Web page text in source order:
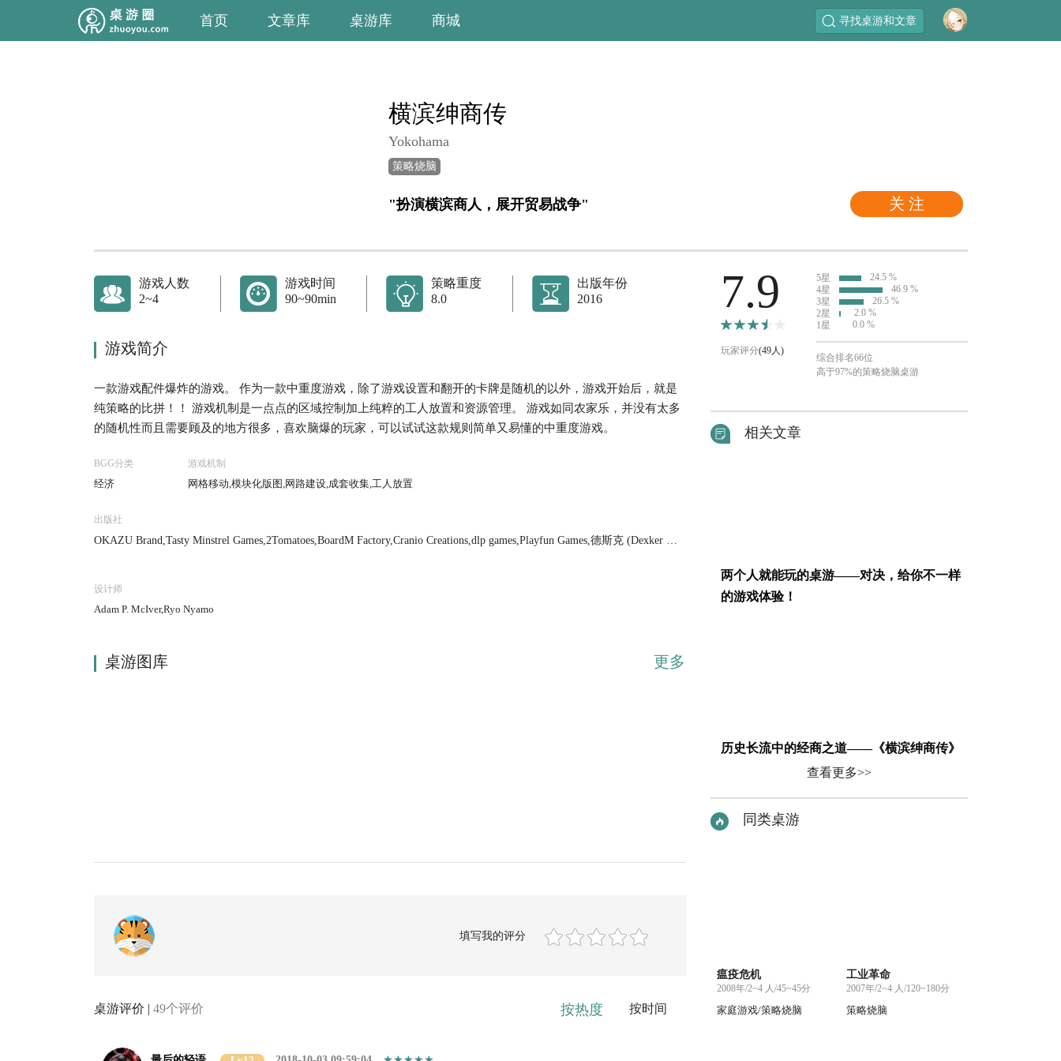
首页 文章库 桌游库 商城 寻找桌游和文章
关 注
横滨绅商传
Yokohama
策略烧脑
"扮演横滨商人，展开贸易战争"
游戏人数
2~4
游戏时间
90~90min
策略重度
8.0
出版年份
2016
游戏简介
一款游戏配件爆炸的游戏。 作为一款中重度游戏，除了游戏设置和翻开的卡牌是随机的以外，游戏开始后，就是
纯策略的比拼！！ 游戏机制是一点点的区域控制加上纯粹的工人放置和资源管理。 游戏如同农家乐，并没有太多
的随机性而且需要顾及的地方很多，喜欢脑爆的玩家，可以试试这款规则简单又易懂的中重度游戏。
BGG分类
经济
游戏机制
网格移动,模块化版图,网路建设,成套收集,工人放置
出版社
OKAZU Brand,Tasty Minstrel Games,2Tomatoes,BoardM Factory,Cranio Creations,dlp games,Playfun Games,德斯克 (Dexker Ga
设计师
Adam P. McIver,Ryo Nyamo
桌游图库 更多
填写我的评分
桌游评价 | 49个评价 按热度 按时间
7.9
玩家评分(49人)
5星
24.5 %
4星
46.9 %
3星
26.5 %
2星
2.0 %
1星
0.0 %
综合排名66位
高于97%的策略烧脑桌游
相关文章
两个人就能玩的桌游——对决，给你不一样
的游戏体验！
历史长流中的经商之道——《横滨绅商传》
查看更多>>
同类桌游
瘟疫危机
2008年/2~4 人/45~45分
家庭游戏/策略烧脑
工业革命
2007年/2~4 人/120~180分
策略烧脑